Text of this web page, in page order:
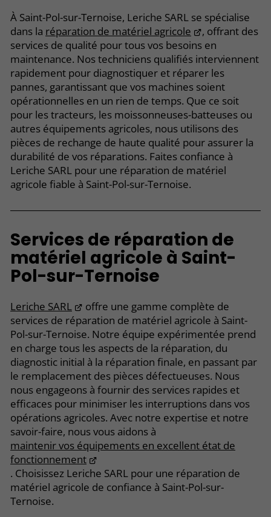
À Saint-Pol-sur-Ternoise, Leriche SARL se spécialise
dans la réparation de matériel agricole
, offrant des
services de qualité pour tous vos besoins en
maintenance. Nos techniciens qualifiés interviennent
rapidement pour diagnostiquer et réparer les
pannes, garantissant que vos machines soient
opérationnelles en un rien de temps. Que ce soit
pour les tracteurs, les moissonneuses-batteuses ou
autres équipements agricoles, nous utilisons des
pièces de rechange de haute qualité pour assurer la
durabilité de vos réparations. Faites confiance à
Leriche SARL pour une réparation de matériel
agricole fiable à Saint-Pol-sur-Ternoise.
Services de réparation de
matériel agricole à Saint-
Pol-sur-Ternoise
Leriche SARL
offre une gamme complète de
services de réparation de matériel agricole à Saint-
Pol-sur-Ternoise. Notre équipe expérimentée prend
en charge tous les aspects de la réparation, du
diagnostic initial à la réparation finale, en passant par
le remplacement des pièces défectueuses. Nous
nous engageons à fournir des services rapides et
efficaces pour minimiser les interruptions dans vos
opérations agricoles. Avec notre expertise et notre
savoir-faire, nous vous aidons à
maintenir vos équipements en excellent état de
fonctionnement
. Choisissez Leriche SARL pour une réparation de
matériel agricole de confiance à Saint-Pol-sur-
Ternoise.